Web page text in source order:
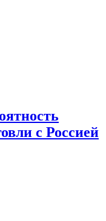
с Россией